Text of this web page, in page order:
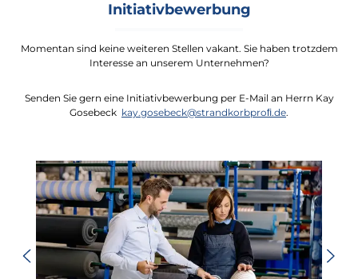
Initiativbewerbung
Momentan sind keine weiteren Stellen vakant. Sie haben trotzdem
Interesse an unserem Unternehmen?
Senden Sie gern eine Initiativbewerbung per E-Mail an Herrn Kay
Gosebeck kay.gosebeck@strandkorbproﬁ.de.
Bildergalerie überspringen